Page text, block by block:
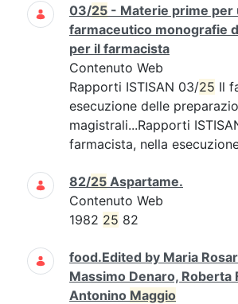
03/25 - Materie prime per
farmaceutico monografie
per il farmacista
Contenuto Web
Rapporti ISTISAN 03/25 Il
esecuzione delle
magistrali...Rapporti
farmacista, nella
82/25 Aspartame.
Contenuto Web
1982 25 82
food.Edited by Maria
Massimo Denaro, Roberta
Antonino Maggio